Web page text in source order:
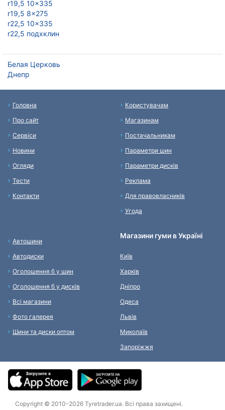
r19,5 10x335
r19,5 8x275
r22,5 10x335
r22,5 подxклин
Белая Церковь
Днепр
Головна
Про сайт
Сервіси
Новини
Огляди
Тести
Контакти
Користувачам
Магазинам
Постачальникам
Параметри шин
Параметри дисків
Реклама
Для правовласників
Угода
Автошини
Автодиски
Оголошення б у шин
Оголошення б у дисків
Всі магазини
Фото галерея
Шини та диски оптом
Магазини гуми в Україні
Київ
Харків
Дніпро
Одеса
Львів
Миколаїв
Запоріжжя
Copyright © 2010-2026 Tyretrader.ua. Всі права захищені.